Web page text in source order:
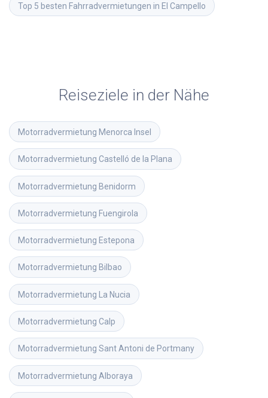
Top 5 besten Fahrradvermietungen in El Campello
Reiseziele in der Nähe
Motorradvermietung Menorca Insel
Motorradvermietung Castelló de la Plana
Motorradvermietung Benidorm
Motorradvermietung Fuengirola
Motorradvermietung Estepona
Motorradvermietung Bilbao
Motorradvermietung La Nucia
Motorradvermietung Calp
Motorradvermietung Sant Antoni de Portmany
Motorradvermietung Alboraya